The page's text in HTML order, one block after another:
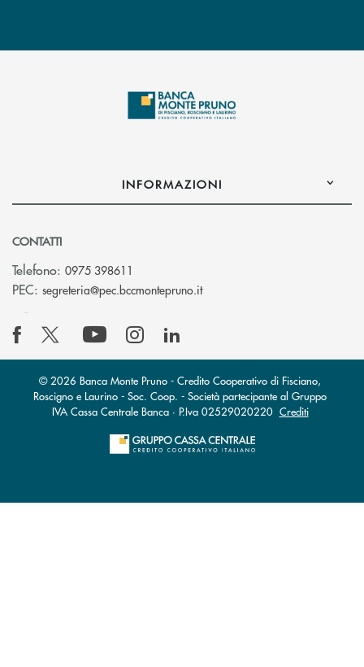
INFORMAZIONI
CONTATTI
Telefono: 0975 398611
PEC: segreteria@pec.bccmontepruno.it(si apre l’app di posta
© 2026 Banca Monte Pruno - Credito Cooperativo di Fisciano,
Roscigno e Laurino - Soc. Coop. - Società partecipante al Gruppo
IVA Cassa Centrale Banca · P.Iva 02529020220 Crediti